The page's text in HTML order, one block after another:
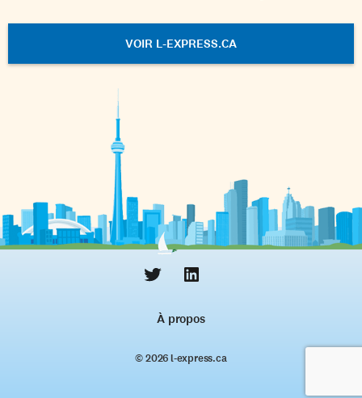
VOIR L-EXPRESS.CA
À propos
© 2026 l‑express.ca